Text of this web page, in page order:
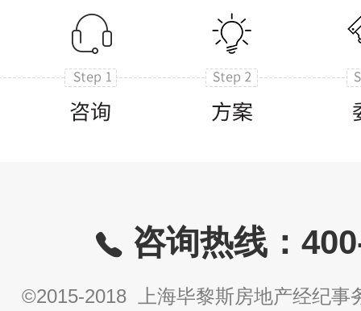
咨询热线：
©2015-2018 上海毕黎斯房地产经纪事